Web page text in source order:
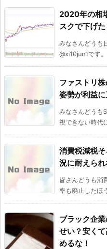
2020年の相
スクで下げた
みなさんどうも
@xi10jun1です
ファストリ
姿勢が利益
みなさんどうも
視できない時代
消費税減税
況に耐えら
皆さんどうも消
率も廃止したほ
ブラック企
せい？安く
めるな！